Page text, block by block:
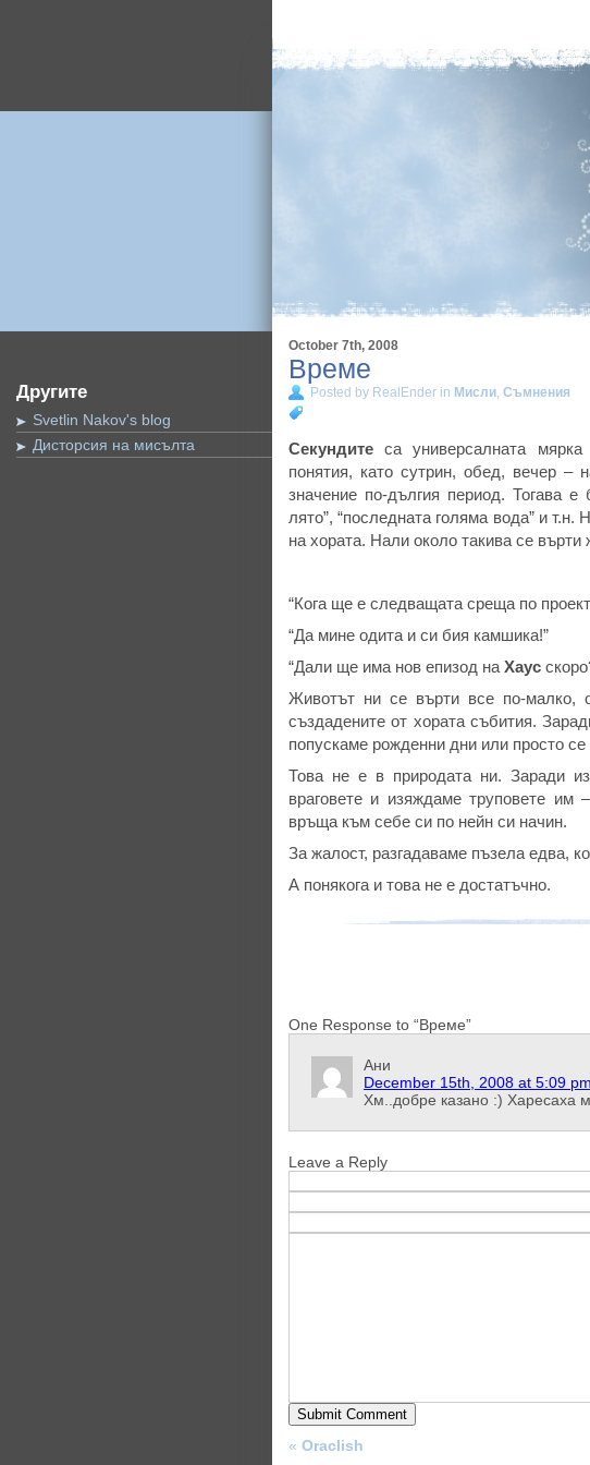
Другите
Svetlin Nakov's blog
Дисторсия на мисълта
October 7th, 2008
Време
Posted by RealEnder in Мисли, Съмнения
Секундите са универсалната
понятия, като сутрин, обед, вечер –
значение по-дългия период. Тогава
лято”, “последната голяма вода” и
на хората. Нали около такива се
“Кога ще е следващата среща по
“Да мине одита и си бия камшика!”
“Дали ще има нов епизод на Хаус
Животът ни се върти все по-малко,
създадените от хората събития.
попускаме рожденни дни или просто
Това не е в природата ни. Заради
враговете и изяждаме труповете им
връща към себе си по нейн си начин.
За жалост, разгадаваме пъзела едва,
А понякога и това не е достатъчно.
One Response to “Време”
Ани
December 15th, 2008 at 5:09 pm
Хм..добре казано :) Харесаха
Leave a Reply
« Oraclish